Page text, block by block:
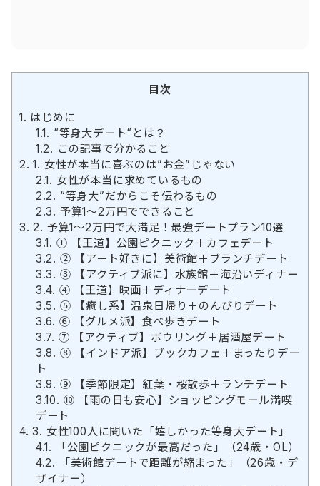
目次
1. はじめに
1.1. “等身大デート“とは？
1.2. この記事で分かること
2. 1. 女性が本当に喜ぶのは”お金”じゃない
2.1. 女性が本当に求めているもの
2.2. “等身大”だからこそ伝わるもの
2.3. 予算1〜2万円でできること
3. 2. 予算1〜2万円で大満足！最強デートプラン10選
3.1. ① 【王道】公園ピクニック＋カフェデート
3.2. ② 【アート好きに】美術館＋ブランチデート
3.3. ③ 【アクティブ派に】水族館＋海沿いディナー
3.4. ④ 【王道】映画＋ディナーデート
3.5. ⑤ 【癒し系】温泉日帰り＋のんびりデート
3.6. ⑥ 【グルメ派】食べ歩きデート
3.7. ⑦ 【アクティブ】ボウリング＋居酒屋デート
3.8. ⑧ 【インドア派】ブックカフェ＋まったりデー
ト
3.9. ⑨ 【季節限定】紅葉・桜散歩＋ランチデート
3.10. ⑩ 【雨の日も安心】ショッピングモール満喫
デート
4. 3. 女性100人に聞いた「嬉しかった等身大デート」
4.1.
「公園ピクニックが最高だった」（24歳・OL）
4.2.
「美術館デートで距離が縮まった」（26歳・デ
ザイナー）